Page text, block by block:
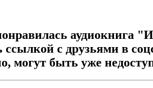
аудиокнига
ссылкой с друзьями в
могут быть уже